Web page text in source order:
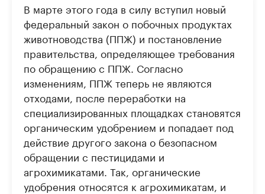
В марте этого года в силу вступил новый
федеральный закон о побочных продуктах
животноводства (ППЖ) и постановление
правительства, определяющее требования
по обращению с ППЖ. Согласно
изменениям, ППЖ теперь не являются
отходами, после переработки на
специализированных площадках становятся
органическим удобрением и попадает под
действие другого закона о безопасном
обращении с пестицидами и
агрохимикатами. Так, органические
удобрения относятся к агрохимикатам, и